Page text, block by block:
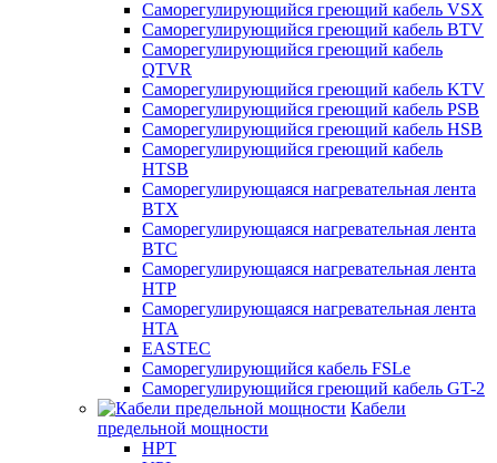
Саморегулирующийся греющий кабель VSX
Саморегулирующийся греющий кабель BTV
Саморегулирующийся греющий кабель
QTVR
Саморегулирующийся греющий кабель KTV
Саморегулирующийся греющий кабель PSB
Саморегулирующийся греющий кабель HSB
Саморегулирующийся греющий кабель
HTSB
Саморегулирующаяся нагревательная лента
ВТХ
Саморегулирующаяся нагревательная лента
ВТС
Саморегулирующаяся нагревательная лента
НТР
Саморегулирующаяся нагревательная лента
НТА
EASTEC
Саморегулирующийся кабель FSLe
Саморегулирующийся греющий кабель GT-2
Кабели
предельной мощности
HPT